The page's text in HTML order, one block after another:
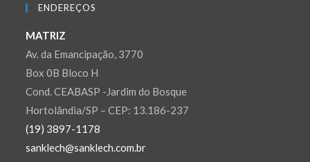
ENDEREÇOS
MATRIZ
Av. da Emancipação, 3770
Box 0B Bloco H
Cond. CEABASP -Jardim do Bosque
Hortolândia/SP – CEP: 13.186-237
(19) 3897-1178
sanklech@sanklech.com.br